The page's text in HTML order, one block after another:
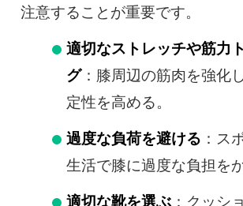
注意することが重要です。
適切なストレッチや筋力
グ：膝周辺の筋肉を強化
定性を高める。
過度な負荷を避ける ：ス
生活で膝に過度な負担を
適切な靴を選ぶ：クッシ